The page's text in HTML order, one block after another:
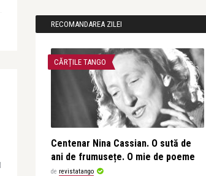
RECOMANDAREA ZILEI
CĂRȚILE TANGO
Centenar Nina Cassian. O sută de
ani de frumusețe. O mie de poeme
de revistatango